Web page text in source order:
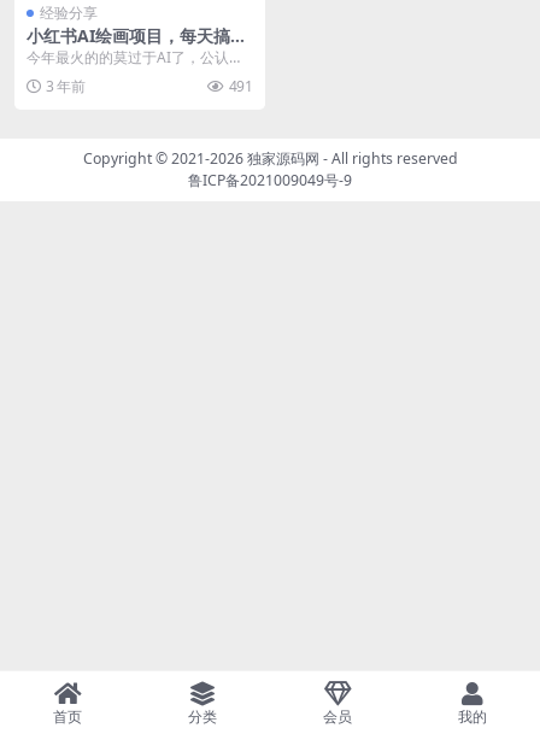
经验分享
小红书AI绘画项目，每天搞几
百的正规路子！
今年最火的的莫过于AI了，公认最
强通用大模型，ChatGpt，还有很
多垂直领域的...
3 年前 491
Copyright © 2021-2026独家源码网 - All rights reserved
鲁ICP备2021009049号-9
首页 分类 会员 我的